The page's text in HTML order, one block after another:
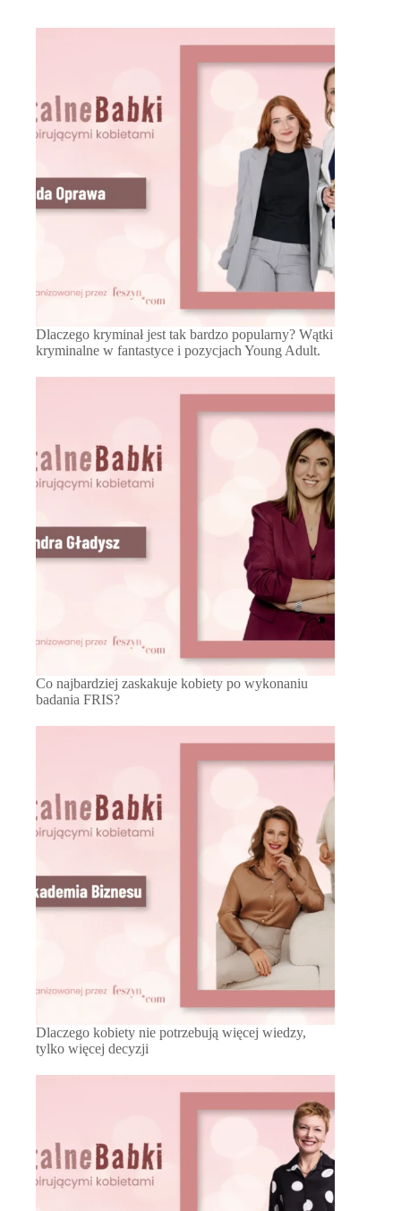
Dlaczego kryminał jest tak bardzo popularny? Wątki
kryminalne w fantastyce i pozycjach Young Adult.
Co najbardziej zaskakuje kobiety po wykonaniu
badania FRIS?
Dlaczego kobiety nie potrzebują więcej wiedzy,
tylko więcej decyzji